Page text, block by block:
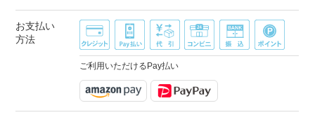
お支払い
方法
ご利用いただけるPay払い